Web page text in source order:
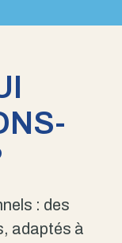
: des
adaptés à